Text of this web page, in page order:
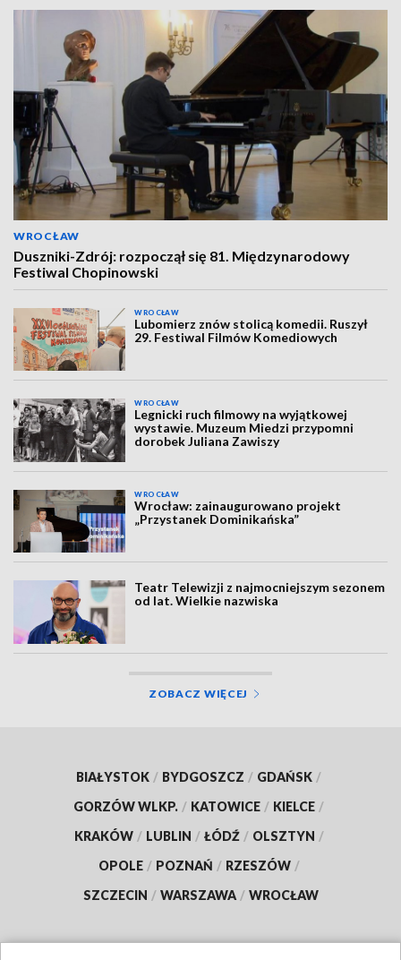
WROCŁAW
Duszniki-Zdrój: rozpoczął się 81. Międzynarodowy
Festiwal Chopinowski
WROCŁAW
Lubomierz znów stolicą komedii. Ruszył
29. Festiwal Filmów Komediowych
WROCŁAW
Legnicki ruch filmowy na wyjątkowej
wystawie. Muzeum Miedzi przypomni
dorobek Juliana Zawiszy
WROCŁAW
Wrocław: zainaugurowano projekt
„Przystanek Dominikańska”
Teatr Telewizji z najmocniejszym sezonem
od lat. Wielkie nazwiska
ZOBACZ WIĘCEJ
BIAŁYSTOK / BYDGOSZCZ / GDAŃSK /
GORZÓW WLKP. / KATOWICE / KIELCE /
KRAKÓW / LUBLIN / ŁÓDŹ / OLSZTYN /
OPOLE / POZNAŃ / RZESZÓW /
SZCZECIN / WARSZAWA / WROCŁAW